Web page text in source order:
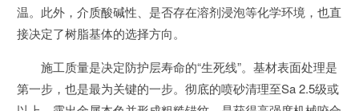
温。此外，介质酸碱性、是否存在溶剂浸泡等化学环境，也直
接决定了树脂基体的选择方向。
施工质量是决定防护层寿命的“生死线”。基材表面处理是
第一步，也是最为关键的一步。彻底的喷砂清理至Sa 2.5级或